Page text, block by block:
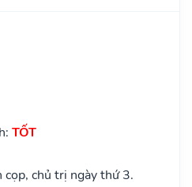
TỐT
chủ trị ngày thứ 3.